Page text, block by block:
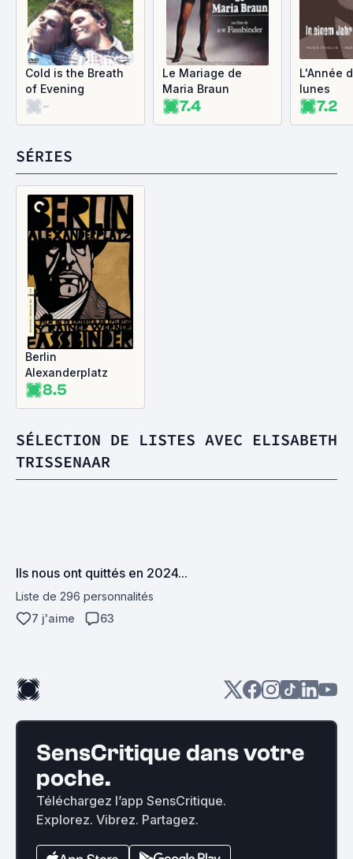
Cold is the Breath
of Evening
-
Le Mariage de
Maria Braun
7.4
L'Année
lunes
7.2
SÉRIES
Berlin
Alexanderplatz
8.5
SÉLECTION DE LISTES AVEC ELISABETH
TRISSENAAR
Ils nous ont quittés en 2024...
Liste de 296 personnalités
7 j'aime
63
SensCritique dans votre
poche.
Téléchargez l’app SensCritique.
Explorez. Vibrez. Partagez.